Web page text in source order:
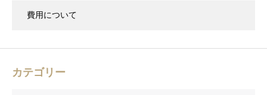
費用について
カテゴリー